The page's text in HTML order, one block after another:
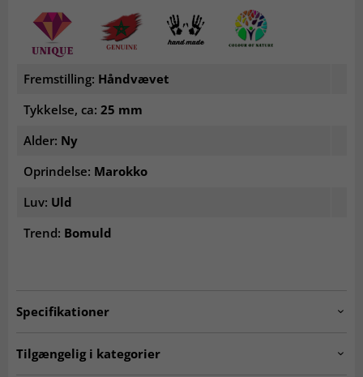
Fremstilling: Håndvævet
Tykkelse, ca: 25 mm
Alder: Ny
Oprindelse: Marokko
Luv: Uld
Trend: Bomuld
Specifikationer
Tilgængelig i kategorier